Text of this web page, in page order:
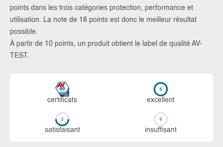
points dans les trois catégories protection, performance et
utilisation. La note de 18 points est donc le meilleur résultat
possible.
À partir de 10 points, un produit obtient le label de qualité AV-
TEST.
certi­ficats ex­cellent
sa­tis­fai­sant in­suf­fi­sant